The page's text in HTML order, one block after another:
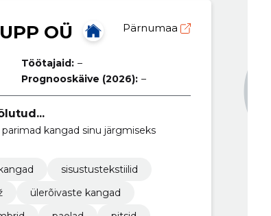
OÜ Pärnumaa
Töötajaid: –
Prognooskäive (2026): –
kangad sinu järgmiseks
sisustustekstiilid
ülerõivaste kangad